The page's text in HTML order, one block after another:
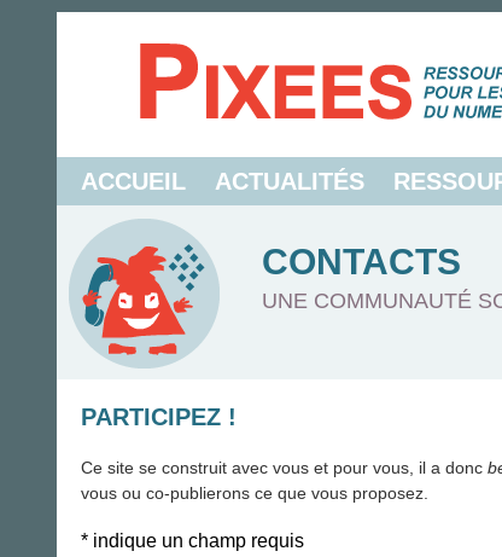
ACCUEIL ACTUALITÉS
CONTACTS
UNE COMMUNAUTÉ
PARTICIPEZ !
Ce site se construit avec vous et pour vous, il a donc
vous ou co-publierons ce que vous proposez.
* indique un champ requis